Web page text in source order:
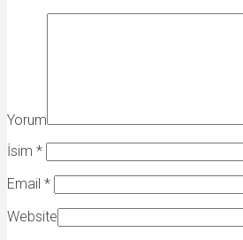
Yorum
İsim *
Email *
Website